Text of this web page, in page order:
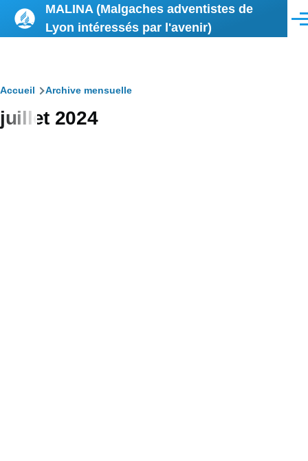
Aller au contenu principal
MALINA (Malgaches adventistes de
Lyon intéressés par l'avenir)
Fil
d'Ariane
Accueil Archive mensuelle
juillet 2024